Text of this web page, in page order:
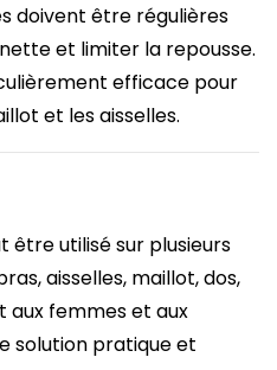
doivent être régulières
et limiter la repousse.
efficace pour
et les aisselles.
être utilisé sur plusieurs
aisselles, maillot, dos,
aux femmes et aux
solution pratique et